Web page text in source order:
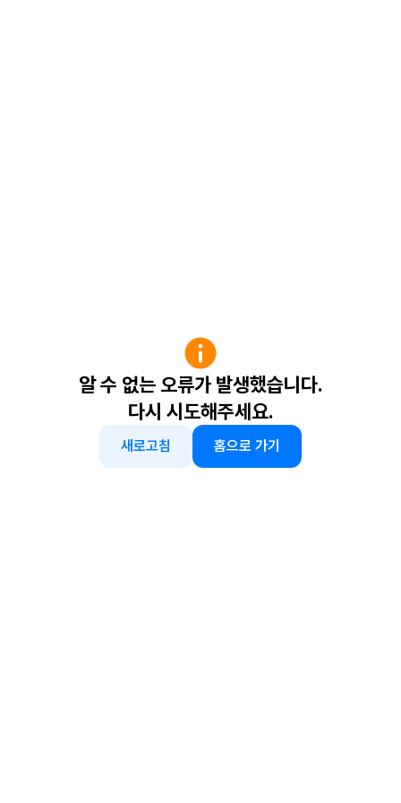
알 수 없는 오류가 발생했습니다.
다시 시도해주세요.
새로고침 홈으로 가기